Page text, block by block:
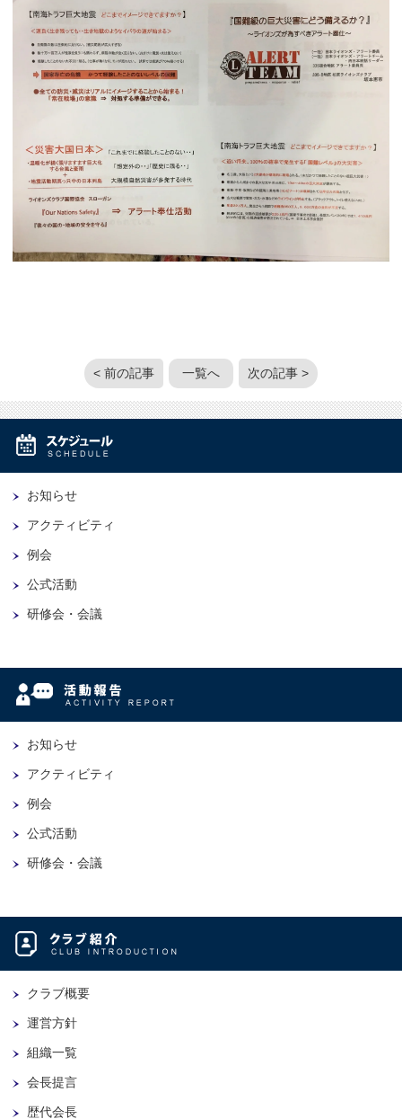
< 前の記事 一覧へ 次の記事 >
お知らせ
アクティビティ
例会
公式活動
研修会・会議
お知らせ
アクティビティ
例会
公式活動
研修会・会議
クラブ概要
運営方針
組織一覧
会長提言
歴代会長